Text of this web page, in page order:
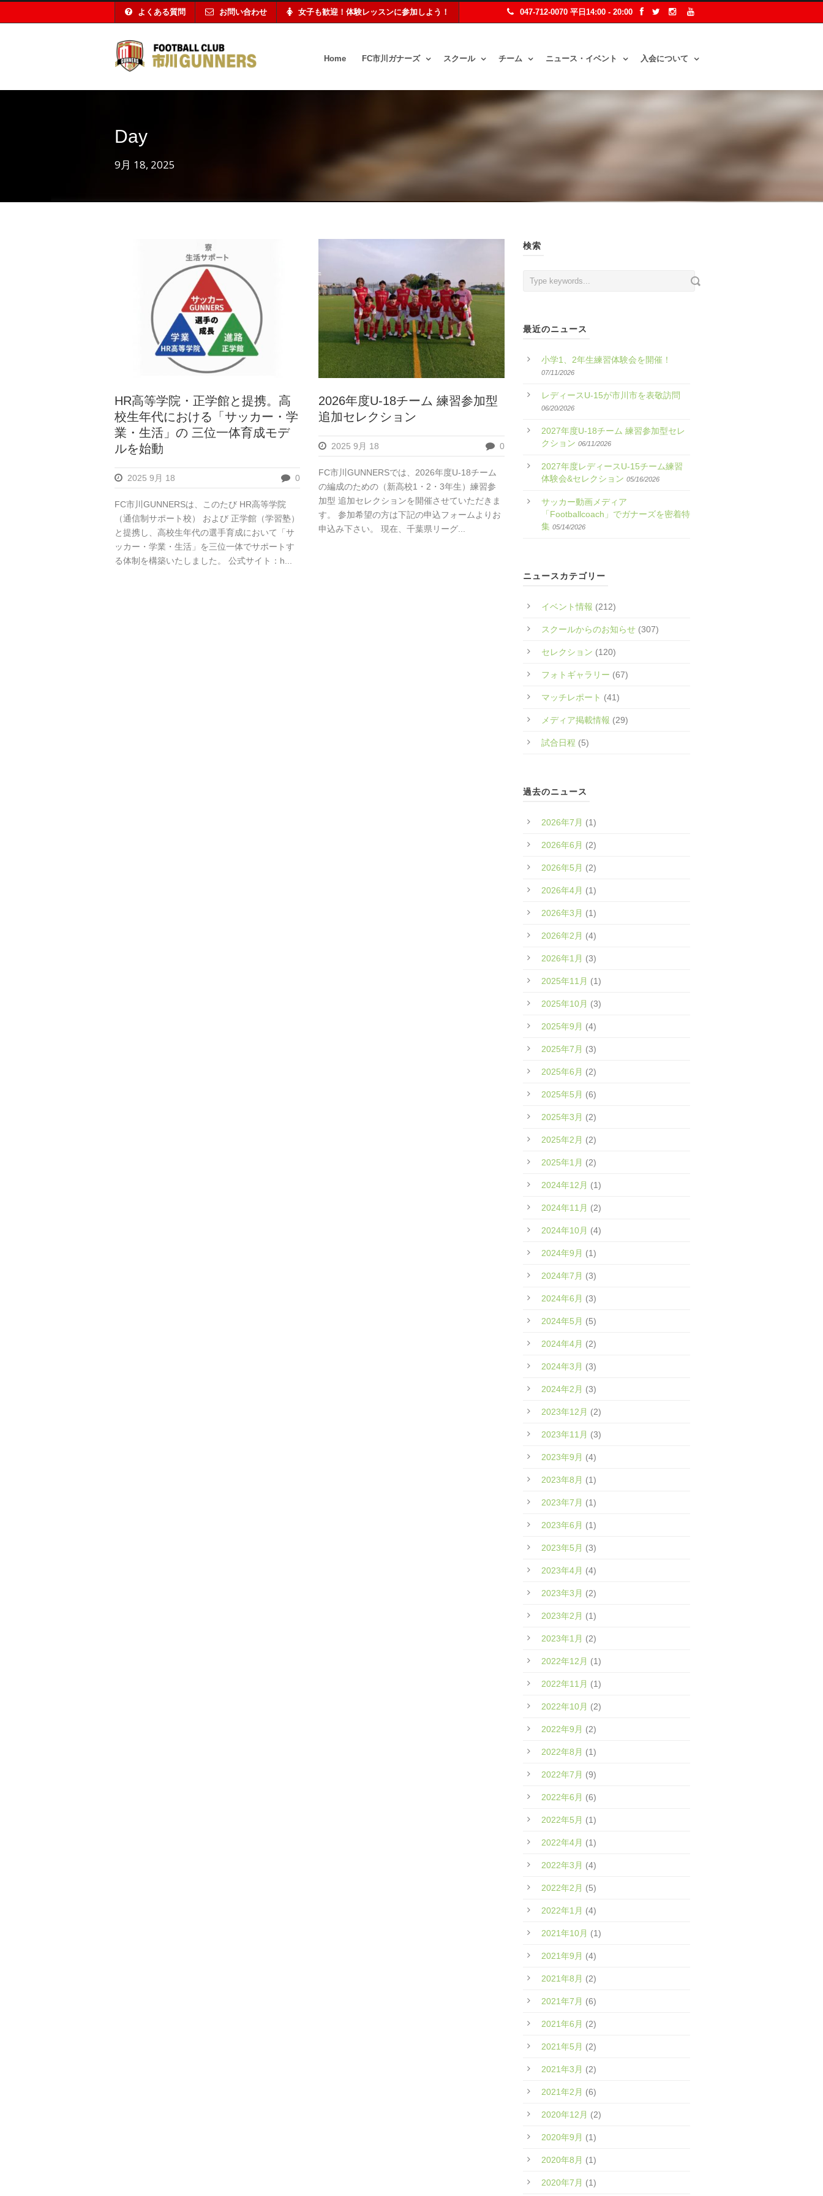
よくある質問 お問い合わせ 女子も歓迎！体験レッスンに参加しよう！ 047-712-0070 平日14:00 - 20:00
Home FC市川ガナーズ スクール チーム ニュース・イベント 入会について
Day
9月 18, 2025
HR高等学院・正学館と提携。高
校生年代における「サッカー・学
業・生活」の 三位一体育成モデ
ルを始動
2025 9月 18 0
FC市川GUNNERSは、このたび HR高等学院
（通信制サポート校） および 正学館（学習塾）
と提携し、高校生年代の選手育成において「サ
ッカー・学業・生活」を三位一体でサポートす
る体制を構築いたしました。 公式サイト：h...
2026年度U-18チーム 練習参加型
追加セレクション
2025 9月 18 0
FC市川GUNNERSでは、2026年度U-18チーム
の編成のための（新高校1・2・3年生）練習参
加型 追加セレクションを開催させていただきま
す。 参加希望の方は下記の申込フォームよりお
申込み下さい。 現在、千葉県リーグ...
検索
最近のニュース
小学1、2年生練習体験会を開催！
07/11/2026
レディースU-15が市川市を表敬訪問
06/20/2026
2027年度U-18チーム 練習参加型セレ
クション 06/11/2026
2027年度レディースU-15チーム練習
体験会&セレクション 05/16/2026
サッカー動画メディア
「Footballcoach」でガナーズを密着特
集 05/14/2026
ニュースカテゴリー
イベント情報 (212)
スクールからのお知らせ(307)
セレクション (120)
フォトギャラリー (67)
マッチレポート (41)
メディア掲載情報 (29)
試合日程 (5)
過去のニュース
2026年7月 (1)
2026年6月 (2)
2026年5月 (2)
2026年4月 (1)
2026年3月 (1)
2026年2月 (4)
2026年1月 (3)
2025年11月 (1)
2025年10月 (3)
2025年9月 (4)
2025年7月 (3)
2025年6月 (2)
2025年5月 (6)
2025年3月 (2)
2025年2月 (2)
2025年1月 (2)
2024年12月 (1)
2024年11月 (2)
2024年10月 (4)
2024年9月 (1)
2024年7月 (3)
2024年6月 (3)
2024年5月 (5)
2024年4月 (2)
2024年3月 (3)
2024年2月 (3)
2023年12月 (2)
2023年11月 (3)
2023年9月 (4)
2023年8月 (1)
2023年7月 (1)
2023年6月 (1)
2023年5月 (3)
2023年4月 (4)
2023年3月 (2)
2023年2月 (1)
2023年1月 (2)
2022年12月 (1)
2022年11月 (1)
2022年10月 (2)
2022年9月 (2)
2022年8月 (1)
2022年7月 (9)
2022年6月 (6)
2022年5月 (1)
2022年4月 (1)
2022年3月 (4)
2022年2月 (5)
2022年1月 (4)
2021年10月 (1)
2021年9月 (4)
2021年8月 (2)
2021年7月 (6)
2021年6月 (2)
2021年5月 (2)
2021年3月 (2)
2021年2月 (6)
2020年12月 (2)
2020年9月 (1)
2020年8月 (1)
2020年7月 (1)